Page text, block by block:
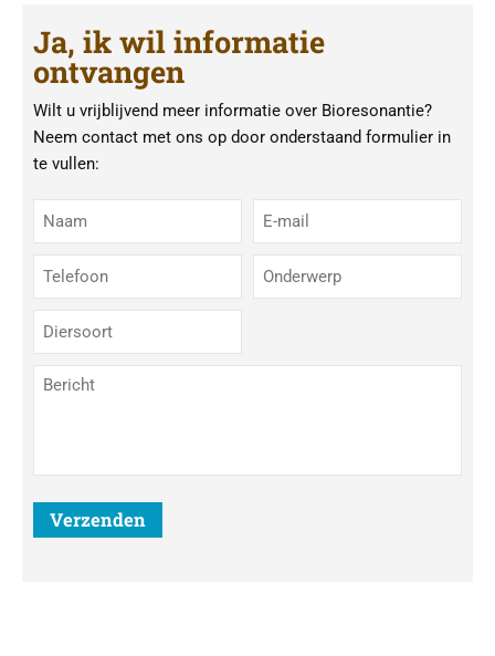
Ja, ik wil informatie
ontvangen
Wilt u vrijblijvend meer informatie over Bioresonantie?
Neem contact met ons op door onderstaand formulier in
te vullen: